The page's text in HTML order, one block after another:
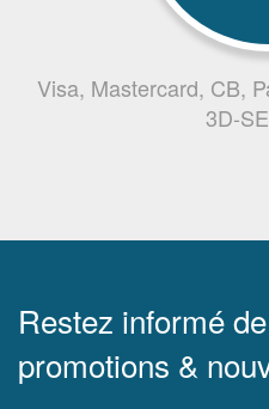
Visa, Mastercard, CB,
3D-
Restez informé
promotions &